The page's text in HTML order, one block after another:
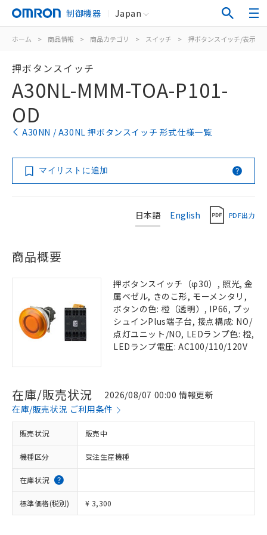
制御機器 Japan
ホーム > 商品情報 > 商品カテゴリ > スイッチ > 押ボタンスイッチ/表示灯
押ボタンスイッチ
A30NL-MMM-TOA-P101-
OD
A30NN / A30NL 押ボタンスイッチ 形式仕様一覧
マイリストに追加
日本語 English PDF出力
商品概要
押ボタンスイッチ（φ30）, 照光, 金
属ベゼル, きのこ形, モーメンタリ,
ボタンの色: 橙（透明）, IP66, プッ
シュインPlus端子台, 接点構成: NO/
点灯ユニット/NO, LEDランプ色: 橙,
LEDランプ電圧: AC100/110/120V
在庫/販売状況
2026/08/07 00:00 情報更新
在庫/販売状況 ご利用条件
販売状況 販売中
機種区分 受注生産機種
在庫状況
標準価格(税別) ¥ 3,300